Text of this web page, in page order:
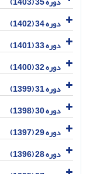
دوره 34 (1402)
دوره 33 (1401)
دوره 32 (1400)
دوره 31 (1399)
دوره 30 (1398)
دوره 29 (1397)
دوره 28 (1396)